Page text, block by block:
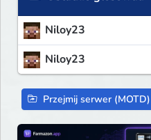
Niloy23
Niloy23
Przejmij serwer (MOTD)